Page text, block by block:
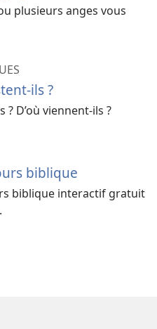
plusieurs anges vous
ils ?
D’où viennent-ils ?
biblique
biblique interactif gratuit